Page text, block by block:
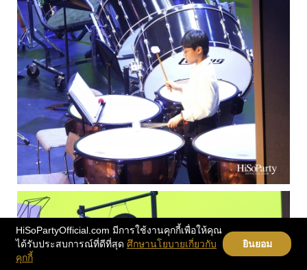
HiSoPartyOfficial.com มีการใช้งานคุกกี้เพื่อให้คุณ
ได้รับประสบการณ์ที่ดีที่สุด ศึกษานโยบายเกี่ยวกับ
คุกกี้
ยินยอม